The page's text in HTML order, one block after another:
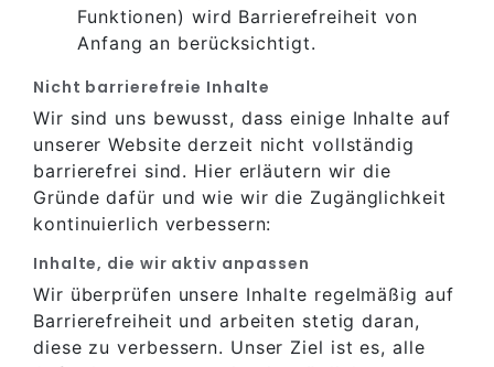
Funktionen) wird Barrierefreiheit von
Anfang an berücksichtigt.
Nicht barrierefreie Inhalte
Wir sind uns bewusst, dass einige Inhalte auf
unserer Website derzeit nicht vollständig
barrierefrei sind. Hier erläutern wir die
Gründe dafür und wie wir die Zugänglichkeit
kontinuierlich verbessern:
Inhalte, die wir aktiv anpassen
Wir überprüfen unsere Inhalte regelmäßig auf
Barrierefreiheit und arbeiten stetig daran,
diese zu verbessern. Unser Ziel ist es, alle